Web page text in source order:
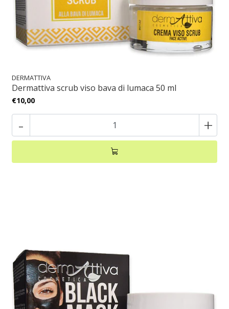
DERMATTIVA
Dermattiva scrub viso bava di lumaca 50 ml
€10,00
- +